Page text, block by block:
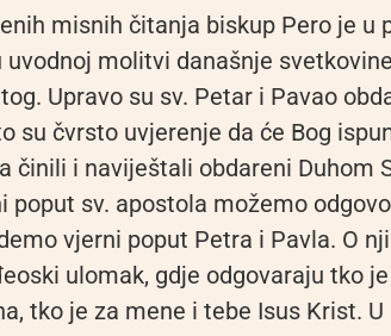
misnih čitanja biskup Pero je u
uvodnoj molitvi današnje
Upravo su sv. Petar i Pavao
su čvrsto uvjerenje da će Bog
činili i naviještali obdareni Duhom
poput sv. apostola možemo
vjerni poput Petra i Pavla. O
ulomak, gdje odgovaraju tko
tko je za mene i tebe Isus Krist.